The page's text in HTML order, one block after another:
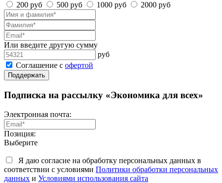
200 руб 500 руб 1000 руб 2000 руб
Или введите другую сумму
руб
Соглашение с офертой
Поддержать
Подписка на рассылку «Экономика для всех»
Электронная почта:
Позиция:
Выберите
Я даю согласие на обработку персональных данных в
соответствии с условиями Политики обработки персональных
данных и Условиями использования сайта